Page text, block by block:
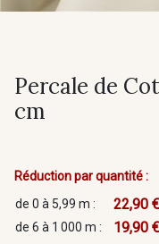
Percale de
cm
Réduction par quantité :
de 0 à 5,99 m :
22,90
de 6 à 1 000 m : 19,90